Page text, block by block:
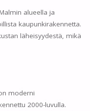
alueella ja
kaupunkirakennetta.
läheisyydestä, mikä
moderni
2000-luvulla.